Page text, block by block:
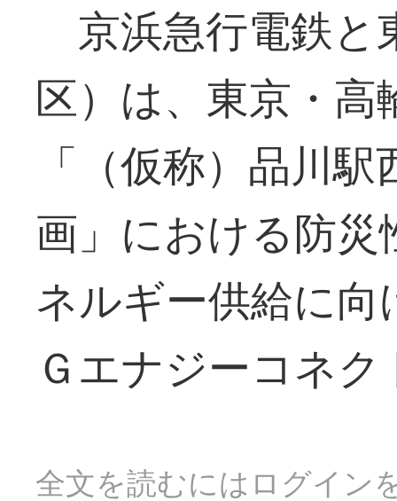
京浜急行電鉄と
区）は、東京・
「（仮称）品川
画」における防
ネルギー供給に
Ｇエナジーコネ
全文を読むにはログイン